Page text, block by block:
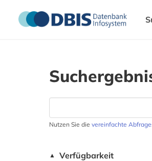
Nutzen Sie die vereinfachte
▲ Verfügbarkeit